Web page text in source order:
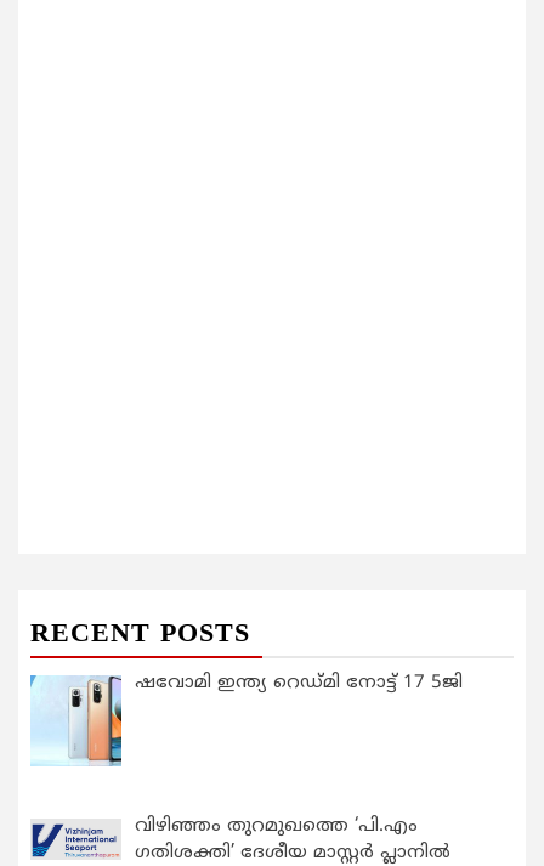
RECENT POSTS
ഷവോമി ഇന്ത്യ റെഡ്മി നോട്ട് 17 5ജി
വിഴിഞ്ഞം തുറമുഖത്തെ ‘പി.എം
ഗതിശക്തി’ ദേശീയ മാസ്റ്റർ പ്ലാനിൽ